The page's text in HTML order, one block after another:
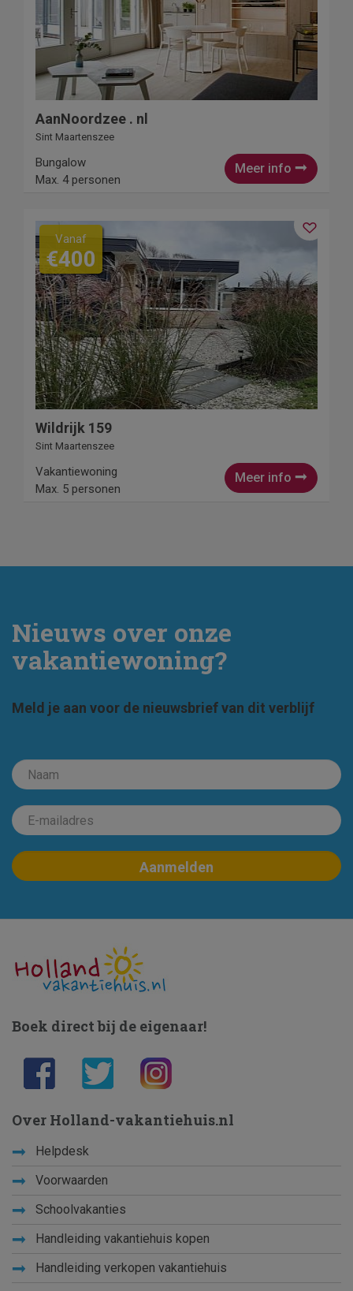
AanNoordzee . nl
Sint Maartenszee
Meer info
Bungalow
Max. 4 personen
Vanaf
€400
Wildrijk 159
Sint Maartenszee
Meer info
Vakantiewoning
Max. 5 personen
Nieuws over onze
vakantiewoning?
Meld je aan voor de nieuwsbrief van dit verblijf
Boek direct bij de eigenaar!
Over Holland-vakantiehuis.nl
Helpdesk
Voorwaarden
Schoolvakanties
Handleiding vakantiehuis kopen
Handleiding verkopen vakantiehuis